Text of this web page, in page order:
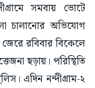
সমবায় ভোটে
চালানোর অভিযোগ
রবিবার বিকেলে
ছড়ায়। পরিস্থিতি
এদিন নন্দীগ্রাম-২